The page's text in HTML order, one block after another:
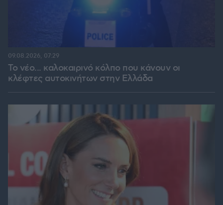
Το νέο... καλοκαιρινό κόλπο που κάνουν οι
κλέφτες αυτοκινήτων στην Ελλάδα
09.08.2026, 07:29